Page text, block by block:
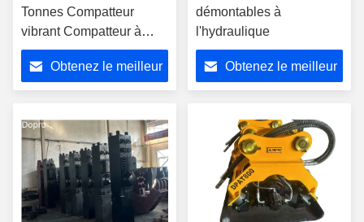
Tonnes Compatteur
vibrant Compatteur à
plaque hydraulique pour
excavatrice R210
Obtenez le meilleur
démontables à
l'hydraulique
Obtenez le meilleur